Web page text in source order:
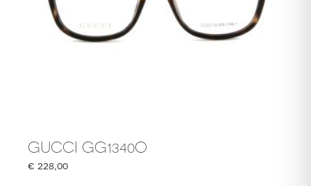
GUCCI GG1340O
€ 228,00